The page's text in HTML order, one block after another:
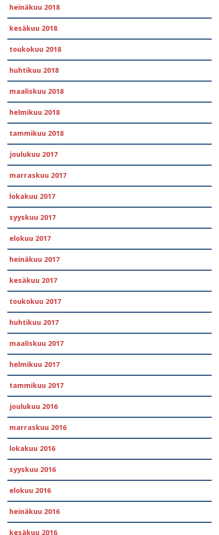
heinäkuu 2018
kesäkuu 2018
toukokuu 2018
huhtikuu 2018
maaliskuu 2018
helmikuu 2018
tammikuu 2018
joulukuu 2017
marraskuu 2017
lokakuu 2017
syyskuu 2017
elokuu 2017
heinäkuu 2017
kesäkuu 2017
toukokuu 2017
huhtikuu 2017
maaliskuu 2017
helmikuu 2017
tammikuu 2017
joulukuu 2016
marraskuu 2016
lokakuu 2016
syyskuu 2016
elokuu 2016
heinäkuu 2016
kesäkuu 2016